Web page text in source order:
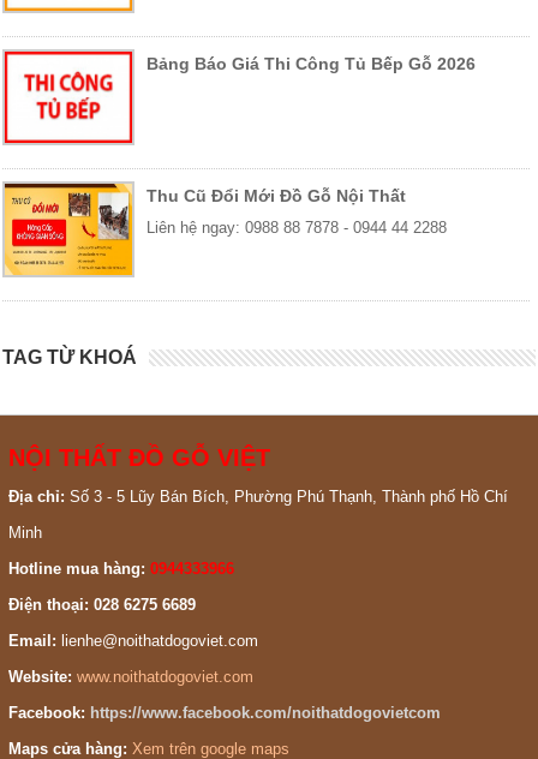
Bảng Báo Giá Thi Công Tủ Bếp Gỗ 2026
Thu Cũ Đổi Mới Đồ Gỗ Nội Thất
Liên hệ ngay: 0988 88 7878 - 0944 44 2288
TAG TỪ KHOÁ
NỘI THẤT ĐỒ GỖ VIỆT
Địa chỉ: Số 3 - 5 Lũy Bán Bích, Phường Phú Thạnh, Thành phố Hồ Chí
Minh
Hotline mua hàng: 0944333966
Điện thoại: 028 6275 6689
Email: lienhe@noithatdogoviet.com
Website: www.noithatdogoviet.com
Facebook: https://www.facebook.com/noithatdogovietcom
Maps cửa hàng: Xem trên google maps